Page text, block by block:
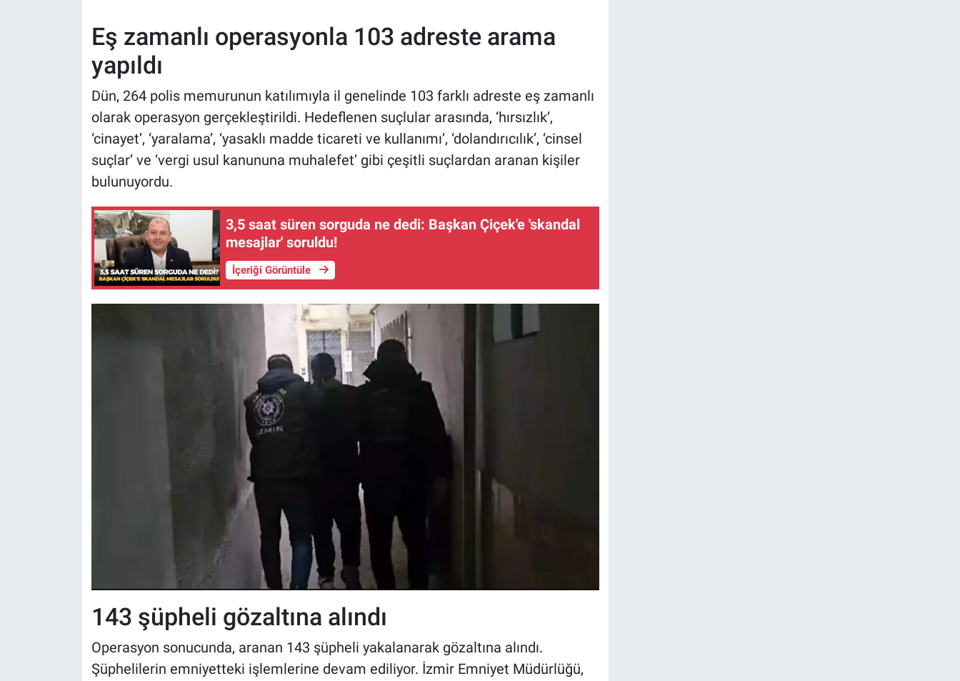
Eş zamanlı operasyonla 103 adreste arama
yapıldı
Dün, 264 polis memurunun katılımıyla il genelinde 103 farklı adreste eş zamanlı
olarak operasyon gerçekleştirildi. Hedeflenen suçlular arasında, ‘hırsızlık’,
‘cinayet’, ‘yaralama’, ‘yasaklı madde ticareti ve kullanımı’, ‘dolandırıcılık’, ‘cinsel
suçlar’ ve ‘vergi usul kanununa muhalefet’ gibi çeşitli suçlardan aranan kişiler
bulunuyordu.
3,5 saat süren sorguda ne dedi: Başkan Çiçek'e 'skandal
mesajlar' soruldu!
İçeriği Görüntüle
143 şüpheli gözaltına alındı
Operasyon sonucunda, aranan 143 şüpheli yakalanarak gözaltına alındı.
Şüphelilerin emniyetteki işlemlerine devam ediliyor. İzmir Emniyet Müdürlüğü,